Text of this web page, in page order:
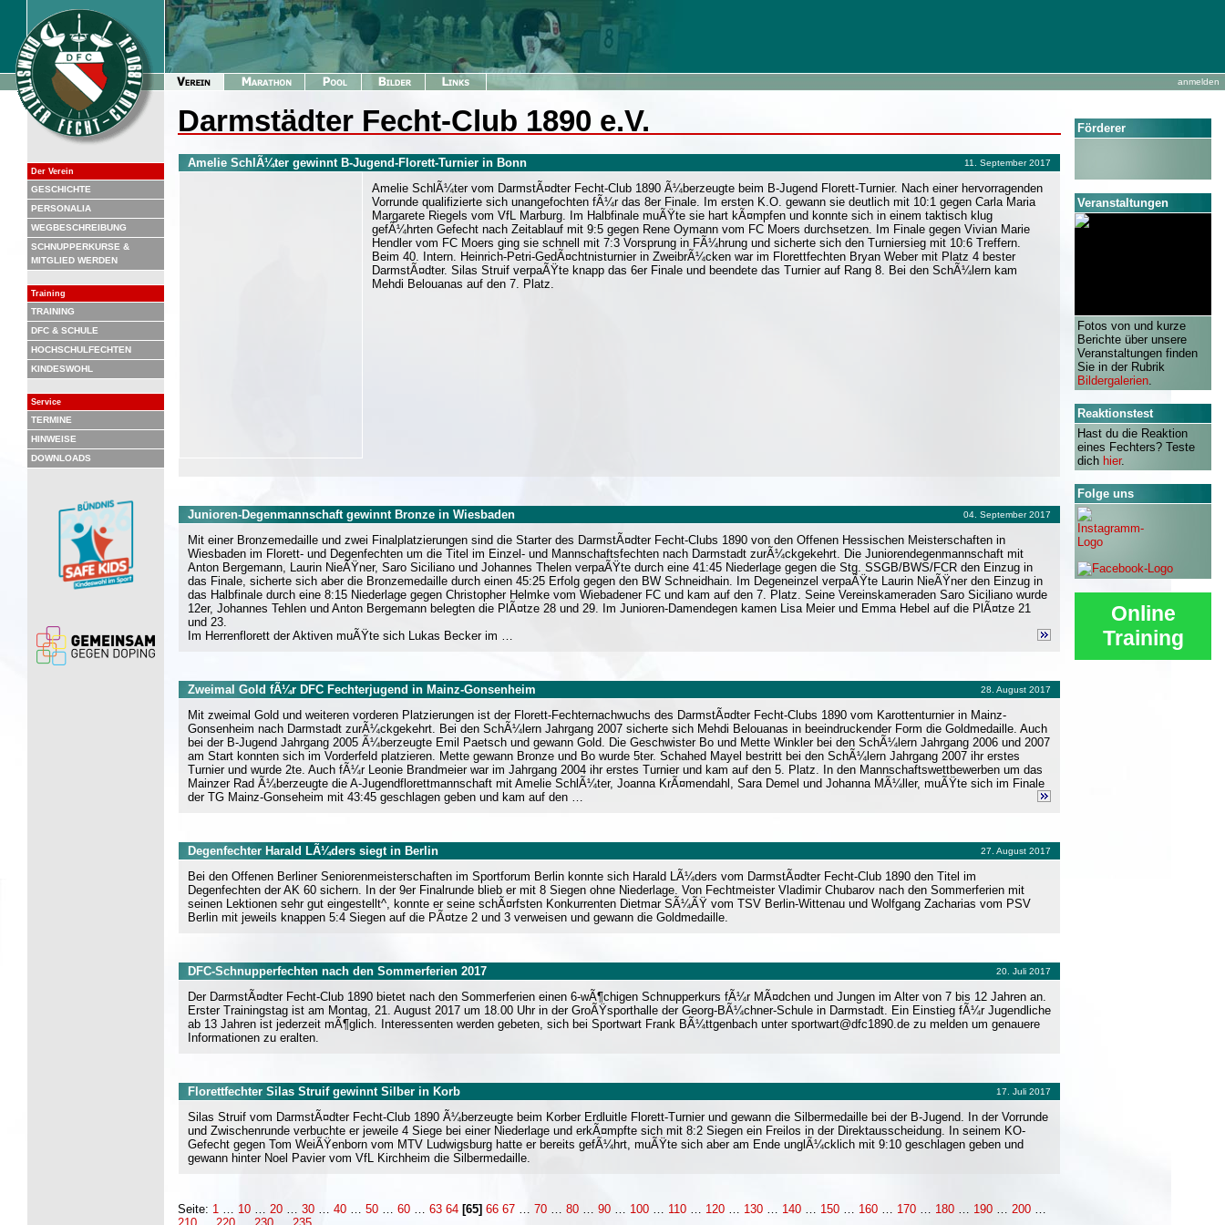
anmelden
Der Verein
GESCHICHTE
PERSONALIA
WEGBESCHREIBUNG
SCHNUPPERKURSE &
MITGLIED WERDEN
Training
TRAINING
DFC & SCHULE
HOCHSCHULFECHTEN
KINDESWOHL
Service
TERMINE
HINWEISE
DOWNLOADS
Darmstädter Fecht-Club 1890 e.V.
11. September 2017
Amelie SchlÃ¼ter gewinnt B-Jugend-Florett-Turnier in Bonn
Amelie SchlÃ¼ter vom DarmstÃ¤dter Fecht-Club 1890 Ã¼berzeugte beim B-Jugend Florett-Turnier. Nach einer hervorragenden
Vorrunde qualifizierte sich unangefochten fÃ¼r das 8er Finale. Im ersten K.O. gewann sie deutlich mit 10:1 gegen Carla Maria
Margarete Riegels vom VfL Marburg. Im Halbfinale muÃŸte sie hart kÃ¤mpfen und konnte sich in einem taktisch klug
gefÃ¼hrten Gefecht nach Zeitablauf mit 9:5 gegen Rene Oymann vom FC Moers durchsetzen. Im Finale gegen Vivian Marie
Hendler vom FC Moers ging sie schnell mit 7:3 Vorsprung in FÃ¼hrung und sicherte sich den Turniersieg mit 10:6 Treffern.
Beim 40. Intern. Heinrich-Petri-GedÃ¤chtnisturnier in ZweibrÃ¼cken war im Florettfechten Bryan Weber mit Platz 4 bester
DarmstÃ¤dter. Silas Struif verpaÃŸte knapp das 6er Finale und beendete das Turnier auf Rang 8. Bei den SchÃ¼lern kam
Mehdi Belouanas auf den 7. Platz.
04. September 2017
Junioren-Degenmannschaft gewinnt Bronze in Wiesbaden
Mit einer Bronzemedaille und zwei Finalplatzierungen sind die Starter des DarmstÃ¤dter Fecht-Clubs 1890 von den Offenen Hessischen Meisterschaften in
Wiesbaden im Florett- und Degenfechten um die Titel im Einzel- und Mannschaftsfechten nach Darmstadt zurÃ¼ckgekehrt. Die Juniorendegenmannschaft mit
Anton Bergemann, Laurin NieÃŸner, Saro Siciliano und Johannes Thelen verpaÃŸte durch eine 41:45 Niederlage gegen die Stg. SSGB/BWS/FCR den Einzug in
das Finale, sicherte sich aber die Bronzemedaille durch einen 45:25 Erfolg gegen den BW Schneidhain. Im Degeneinzel verpaÃŸte Laurin NieÃŸner den Einzug in
das Halbfinale durch eine 8:15 Niederlage gegen Christopher Helmke vom Wiebadener FC und kam auf den 7. Platz. Seine Vereinskameraden Saro Siciliano wurde
12er, Johannes Tehlen und Anton Bergemann belegten die PlÃ¤tze 28 und 29. Im Junioren-Damendegen kamen Lisa Meier und Emma Hebel auf die PlÃ¤tze 21
und 23.
Im Herrenflorett der Aktiven muÃŸte sich Lukas Becker im …
28. August 2017
Zweimal Gold fÃ¼r DFC Fechterjugend in Mainz-Gonsenheim
Mit zweimal Gold und weiteren vorderen Platzierungen ist der Florett-Fechternachwuchs des DarmstÃ¤dter Fecht-Clubs 1890 vom Karottenturnier in Mainz-
Gonsenheim nach Darmstadt zurÃ¼ckgekehrt. Bei den SchÃ¼lern Jahrgang 2007 sicherte sich Mehdi Belouanas in beeindruckender Form die Goldmedaille. Auch
bei der B-Jugend Jahrgang 2005 Ã¼berzeugte Emil Paetsch und gewann Gold. Die Geschwister Bo und Mette Winkler bei den SchÃ¼lern Jahrgang 2006 und 2007
am Start konnten sich im Vorderfeld platzieren. Mette gewann Bronze und Bo wurde 5ter. Schahed Mayel bestritt bei den SchÃ¼lern Jahrgang 2007 ihr erstes
Turnier und wurde 2te. Auch fÃ¼r Leonie Brandmeier war im Jahrgang 2004 ihr erstes Turnier und kam auf den 5. Platz. In den Mannschaftswettbewerben um das
Mainzer Rad Ã¼berzeugte die A-Jugendflorettmannschaft mit Amelie SchlÃ¼ter, Joanna KrÃ¤mendahl, Sara Demel und Johanna MÃ¼ller, muÃŸte sich im Finale
der TG Mainz-Gonseheim mit 43:45 geschlagen geben und kam auf den …
27. August 2017
Degenfechter Harald LÃ¼ders siegt in Berlin
Bei den Offenen Berliner Seniorenmeisterschaften im Sportforum Berlin konnte sich Harald LÃ¼ders vom DarmstÃ¤dter Fecht-Club 1890 den Titel im
Degenfechten der AK 60 sichern. In der 9er Finalrunde blieb er mit 8 Siegen ohne Niederlage. Von Fechtmeister Vladimir Chubarov nach den Sommerferien mit
seinen Lektionen sehr gut eingestellt^, konnte er seine schÃ¤rfsten Konkurrenten Dietmar SÃ¼ÃŸ vom TSV Berlin-Wittenau und Wolfgang Zacharias vom PSV
Berlin mit jeweils knappen 5:4 Siegen auf die PÃ¤tze 2 und 3 verweisen und gewann die Goldmedaille.
20. Juli 2017
DFC-Schnupperfechten nach den Sommerferien 2017
Der DarmstÃ¤dter Fecht-Club 1890 bietet nach den Sommerferien einen 6-wÃ¶chigen Schnupperkurs fÃ¼r MÃ¤dchen und Jungen im Alter von 7 bis 12 Jahren an.
Erster Trainingstag ist am Montag, 21. August 2017 um 18.00 Uhr in der GroÃŸsporthalle der Georg-BÃ¼chner-Schule in Darmstadt. Ein Einstieg fÃ¼r Jugendliche
ab 13 Jahren ist jederzeit mÃ¶glich. Interessenten werden gebeten, sich bei Sportwart Frank BÃ¼ttgenbach unter sportwart@dfc1890.de zu melden um genauere
Informationen zu eralten.
17. Juli 2017
Florettfechter Silas Struif gewinnt Silber in Korb
Silas Struif vom DarmstÃ¤dter Fecht-Club 1890 Ã¼berzeugte beim Korber Erdluitle Florett-Turnier und gewann die Silbermedaille bei der B-Jugend. In der Vorrunde
und Zwischenrunde verbuchte er jeweile 4 Siege bei einer Niederlage und erkÃ¤mpfte sich mit 8:2 Siegen ein Freilos in der Direktausscheidung. In seinem KO-
Gefecht gegen Tom WeiÃŸenborn vom MTV Ludwigsburg hatte er bereits gefÃ¼hrt, muÃŸte sich aber am Ende unglÃ¼cklich mit 9:10 geschlagen geben und
gewann hinter Noel Pavier vom VfL Kirchheim die Silbermedaille.
Seite: 1 … 10 … 20 … 30 … 40 … 50 … 60 … 63 64 [65] 66 67 … 70 … 80 … 90 … 100 … 110 … 120 … 130 … 140 … 150 … 160 … 170 … 180 … 190 … 200 …
Förderer
Veranstaltungen
Fotos von und kurze
Berichte über unsere
Veranstaltungen finden
Sie in der Rubrik
Bildergalerien.
Reaktionstest
Hast du die Reaktion
eines Fechters? Teste
dich hier.
Folge uns
Online
Training